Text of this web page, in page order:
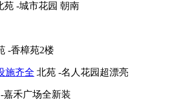
苑 -城市花园 朝南
-香樟苑2楼
施齐全 北苑 -名人花园超漂亮
嘉禾广场全新装